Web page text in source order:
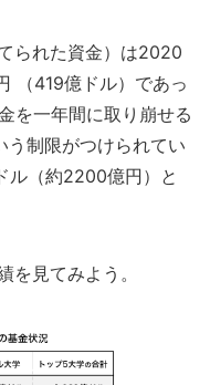
られた資金）は2020
（419億ドル）であっ
を一年間に取り崩せる
制限がつけられてい
ル（約2200億円）と
見てみよう。